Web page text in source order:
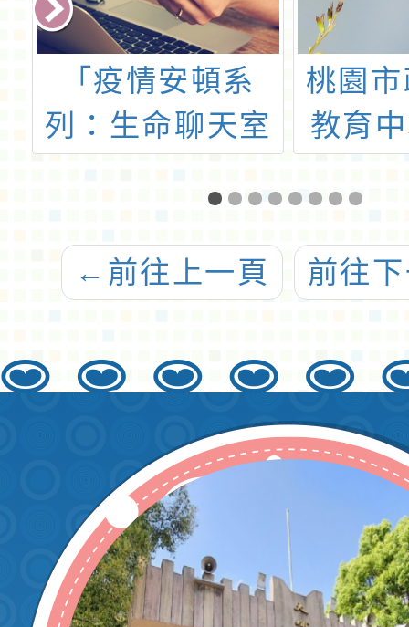
桃園市政府家庭
教育中心111年
活-婚前教育工作
坊」
龍岡
園市
教具
融合
施計
收件
← 前往上一頁 前往